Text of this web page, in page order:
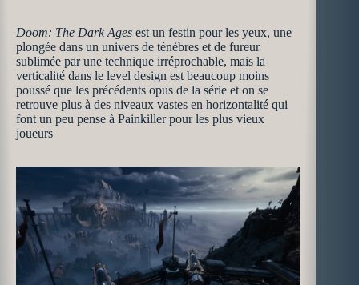
Doom: The Dark Ages est un festin pour les yeux, une
plongée dans un univers de ténèbres et de fureur
sublimée par une technique irréprochable, mais la
verticalité dans le level design est beaucoup moins
poussé que les précédents opus de la série et on se
retrouve plus à des niveaux vastes en horizontalité qui
font un peu pense à Painkiller pour les plus vieux
joueurs